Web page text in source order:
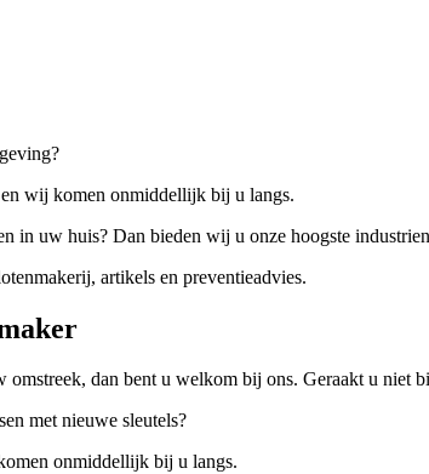
wij komen onmiddellijk bij u langs.
in uw huis? Dan bieden wij u onze hoogste
artikels en preventieadvies.
dan bent u welkom bij ons. Geraakt u niet
met nieuwe sleutels?
onmiddellijk bij u langs.